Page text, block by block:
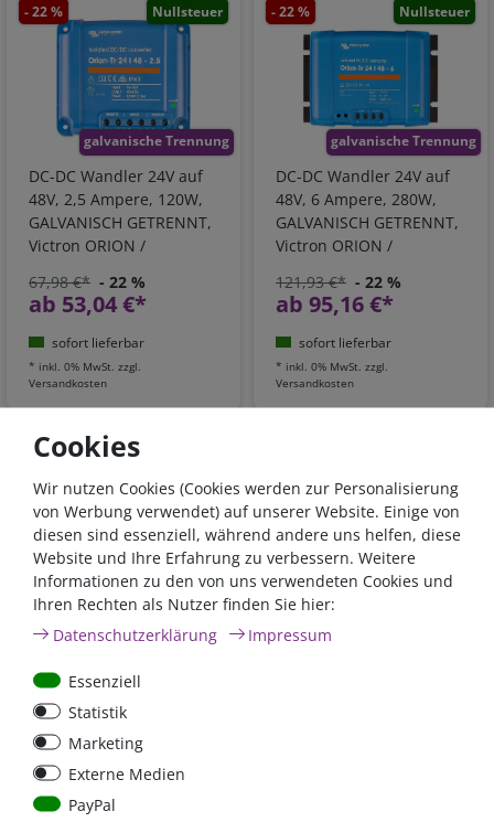
galvanische Trennung
- 22 % Nullsteuer
DC-DC Wandler 24V auf
48V, 2,5 Ampere, 120W,
GALVANISCH GETRENNT,
Victron ORION /
67,98 €* - 22 %
ab 53,04 €*
sofort lieferbar
* inkl. 0% MwSt. zzgl.
Versandkosten
galvanische Trennung
- 22 % Nullsteuer
DC-DC Wandler 24V auf
48V, 6 Ampere, 280W,
GALVANISCH GETRENNT,
Victron ORION /
121,93 €* - 22 %
ab 95,16 €*
sofort lieferbar
* inkl. 0% MwSt. zzgl.
Versandkosten
galvanische Trennung
- 22 %
DC-DC Wandler 24V auf
48V, 8,5 Ampere, 400W,
GALVANISCH GETRENNT,
Victron ORION /
ORI244841110
215,01 €*
ab 167,71 €*
versandbereit in 3 - 5
Werktagen
Cookies
Wir nutzen Cookies (Cookies werden zur Personalisierung
von Werbung verwendet) auf unserer Website. Einige von
diesen sind essenziell, während andere uns helfen, diese
Website und Ihre Erfahrung zu verbessern. Weitere
Informationen zu den von uns verwendeten Cookies und
Ihren Rechten als Nutzer finden Sie hier:
Daten­schutz­erklärung
Impressum
Essenziell
Statistik
Marketing
Externe Medien
PayPal